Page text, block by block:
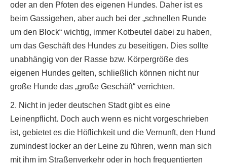
oder an den Pfoten des eigenen Hundes. Daher ist es
beim Gassigehen, aber auch bei der „schnellen Runde
um den Block“ wichtig, immer Kotbeutel dabei zu haben,
um das Geschäft des Hundes zu beseitigen. Dies sollte
unabhängig von der Rasse bzw. Körpergröße des
eigenen Hundes gelten, schließlich können nicht nur
große Hunde das „große Geschäft“ verrichten.
2. Nicht in jeder deutschen Stadt gibt es eine
Leinenpflicht. Doch auch wenn es nicht vorgeschrieben
ist, gebietet es die Höflichkeit und die Vernunft, den Hund
zumindest locker an der Leine zu führen, wenn man sich
mit ihm im Straßenverkehr oder in hoch frequentierten